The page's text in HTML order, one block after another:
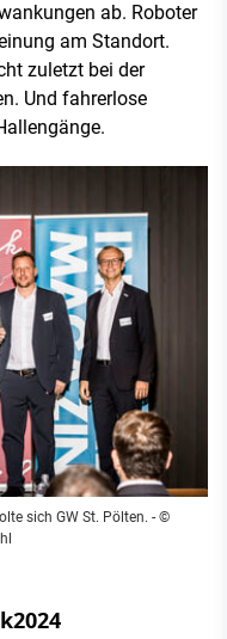
ab. Roboter
am Standort.
zuletzt bei der
Und fahrerlose
sich GW St. Pölten. - ©